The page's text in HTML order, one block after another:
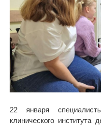
22 января специалисты
клинического института